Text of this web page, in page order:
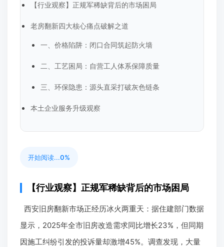
【行业观察】正规军稀缺背后的市场困局
老房翻新四大核心痛点破解之道
一、价格陷阱：闭口合同筑起防火墙
二、工艺困局：自营工人体系保障质量
三、环保隐患：源头直采打破灰色链条
本土企业服务升级观察
开始阅读...0%
【行业观察】正规军稀缺背后的市场困局
西安旧房翻新市场正经历冰火两重天：据住建部门数据
显示，2025年全市旧房改造需求同比增长23%，但同期
因施工纠纷引发的投诉量却激增45%。调查发现，大量